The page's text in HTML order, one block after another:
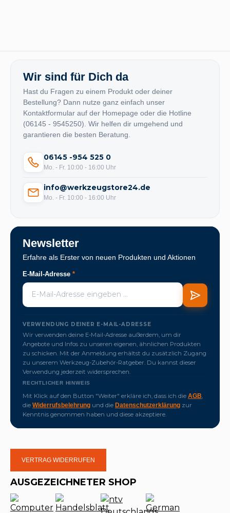
Wir sind für Dich da
Hast du Fragen zu einem Produkt oder deiner
Bestellung? Dann nutze ganz einfach unser
Kontaktformular auf der Homepage oder die Hotline
(06145 - 9545250). Wir helfen dir umgehend und
garantieren die besten Beratung.
06145 -954 525 0
Mo. - Fr. 10:00 - 16:00 Uhr
info@werkzeugstore24.de
Mo. - Fr. 10:00 - 16:00 Uhr
Newsletter
Erfahre als Erster von neuen Produkten und Aktionen
E-Mail-Adresse *
VERWENDUNG DEINER E-MAIL-ADRESSE
Wir verwenden deine E-Mail-Adresse außerdem, um dir
Angebote und Infos zu unseren eigenen, ähnlichen Produkten
zu schicken. Mit der Anmeldung erhältst du zusätzlich Zugang
zu unserem Werkzeug-Zubehör-Ratgeber. Du kannst dieser
Verwendung jederzeit widersprechen.
RECHTLICHER HINWEIS
Mit Klick auf den Button "Weiter" erkläre ich, dass ich die AGB
die Widerrufsbelehrung und die Datenschutzerklärung zur
Kenntnis genommen haben und diese akzeptiere.
VERTRAG WIDERRUFEN
AUSGEZEICHNETER SHOP